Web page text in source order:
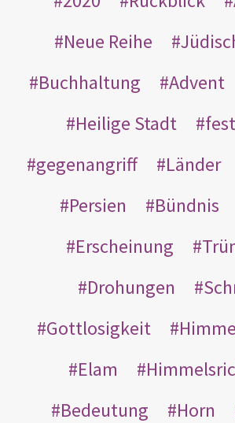
Neue Reihe
Buchhaltung
Advent
Heilige Stadt
gegenangriff
Länder
Persien
Bündnis
Erscheinung
Drohungen
Gottlosigkeit
Elam
Bedeutung
Horn